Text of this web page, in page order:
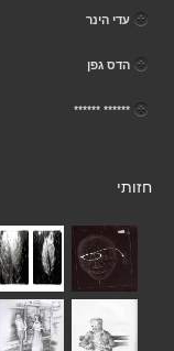
עדי הינר
הדס גפן
****** ******
חזותי